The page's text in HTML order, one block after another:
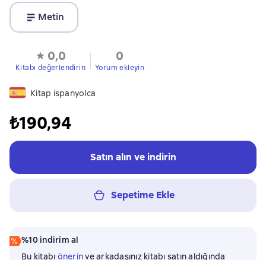
Metin
0,0
Kitabı değerlendirin
0
Yorum ekleyin
Kitap ispanyolca
₺190,94
Satın alın ve indirin
Sepetime Ekle
%10 indirim al
Bu kitabı önerinve arkadaşınız kitabı satın aldığında